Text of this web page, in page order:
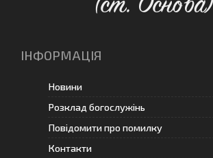
ІНФОРМАЦІЯ
Новини
Розклад богослужінь
Повідомити про помилку
Контакти